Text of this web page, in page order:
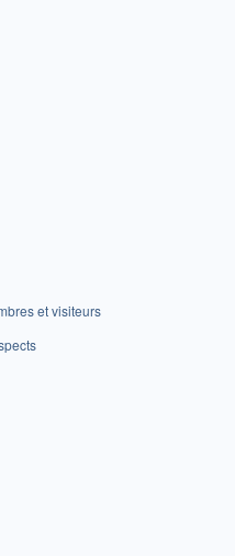
et visiteurs